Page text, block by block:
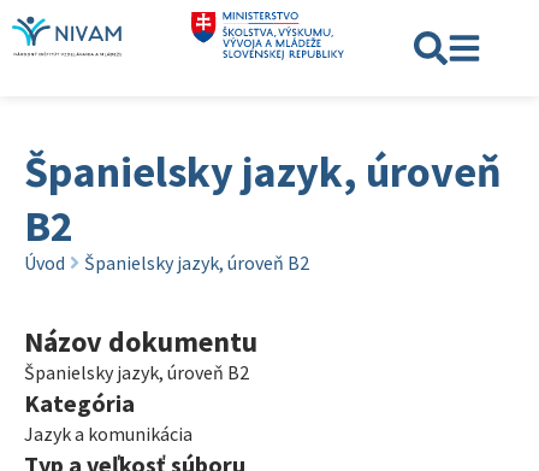
Španielsky jazyk, úroveň
B2
Úvod Španielsky jazyk, úroveň B2
Názov dokumentu
Španielsky jazyk, úroveň B2
Kategória
Jazyk a komunikácia
Typ a veľkosť súboru